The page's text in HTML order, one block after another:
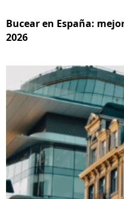
Bucear en España:
2026